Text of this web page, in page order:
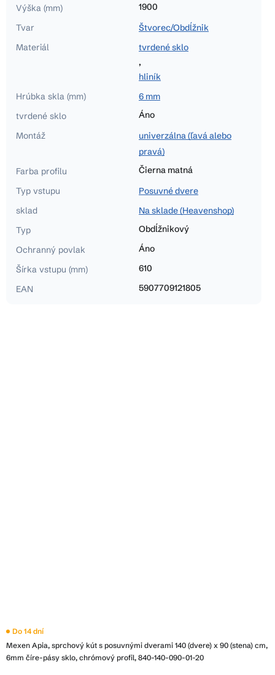
Výška (mm)
1900
Tvar
Štvorec/Obdĺžnik
Materiál
tvrdené sklo
,
hliník
Hrúbka skla (mm)
6 mm
tvrdené sklo
Áno
Montáž
univerzálna (ľavá alebo
pravá)
Farba profilu
Čierna matná
Typ vstupu
Posuvné dvere
sklad
Na sklade (Heavenshop)
Typ
Obdĺžnikový
Ochranný povlak
Áno
Šírka vstupu (mm)
610
EAN
5907709121805
Mexen Apia, sprchový kút s posuvnými dverami 140 (dvere) x 90 (stena) cm,
6mm číre-pásy sklo, chrómový profil, 840-140-090-01-20
Do 14 dní